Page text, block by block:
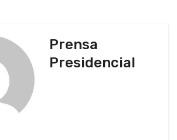
Prensa
Presidencial